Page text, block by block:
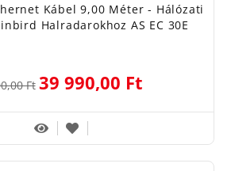
Kábel 9,00 Méter - Hálózati
Halradarokhoz AS EC 30E
Ft 39 990,00 Ft